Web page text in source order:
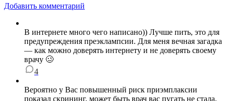
Добавить комментарий
В интернете много чего написано)) Лучше пить, это для
предупреждения преэклампсии. Для меня вечная загадка
— как можно доверять интернету и не доверять своему
врачу 🥴
4
Вероятно у Вас повышенный риск приэмплаксии
показал скрининг, может быть врач вас пугать не стала.